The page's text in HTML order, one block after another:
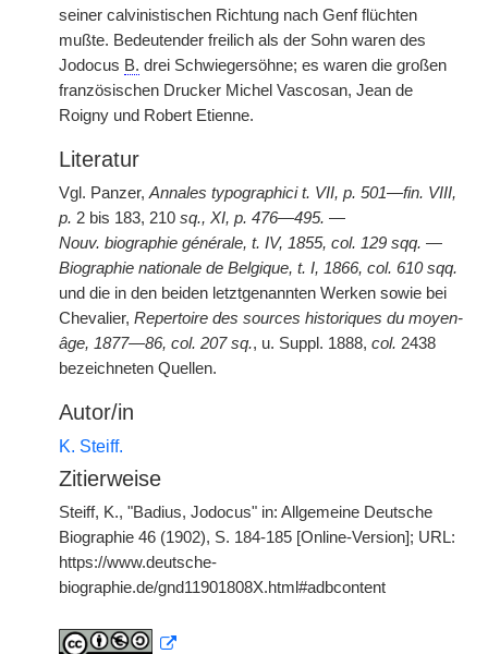
seiner calvinistischen Richtung nach Genf flüchten
mußte. Bedeutender freilich als der Sohn waren des
Jodocus B. drei Schwiegersöhne; es waren die großen
französischen Drucker Michel Vascosan, Jean de
Roigny und Robert Etienne.
Literatur
Vgl. Panzer, Annales typographici t. VII, p. 501—fin. VIII,
p. 2 bis 183, 210 sq., XI, p. 476—495. —
Nouv. biographie générale, t. IV, 1855, col. 129 sqq. —
Biographie nationale de Belgique, t. I, 1866, col. 610 sqq.
und die in den beiden letztgenannten Werken sowie bei
Chevalier, Repertoire des sources historiques du moyen-
âge, 1877—86, col. 207 sq., u. Suppl. 1888, col. 2438
bezeichneten Quellen.
Autor/in
K. Steiff.
Zitierweise
Steiff, K., "Badius, Jodocus" in: Allgemeine Deutsche
Biographie 46 (1902), S. 184-185 [Online-Version]; URL:
https://www.deutsche-
biographie.de/gnd11901808X.html#adbcontent